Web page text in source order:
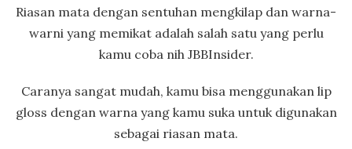
Riasan mata dengan sentuhan mengkilap dan warna-
warni yang memikat adalah salah satu yang perlu
kamu coba nih JBBInsider.
Caranya sangat mudah, kamu bisa menggunakan lip
gloss dengan warna yang kamu suka untuk digunakan
sebagai riasan mata.